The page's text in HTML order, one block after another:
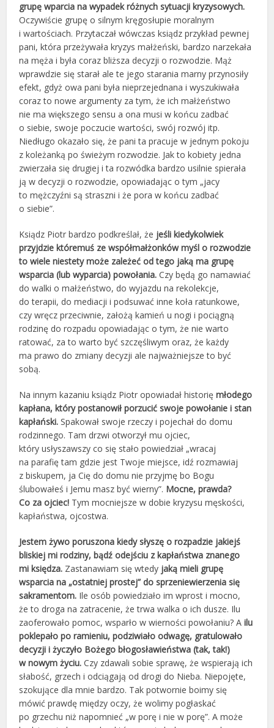
grupę wparcia na wypadek różnych sytuacji kryzysowych.
Oczywiście grupę o silnym kręgosłupie moralnym
i wartościach. Przytaczał wówczas ksiądz przykład pewnej
pani, która przeżywała kryzys małżeński, bardzo narzekała
na męża i była coraz bliższa decyzji o rozwodzie. Mąż
wprawdzie się starał ale te jego starania marny przynosiły
efekt, gdyż owa pani była nieprzejednana i wyszukiwała
coraz to nowe argumenty za tym, że ich małżeństwo
nie ma większego sensu a ona musi w końcu zadbać
o siebie, swoje poczucie wartości, swój rozwój itp.
Niedługo okazało się, że pani ta pracuje w jednym pokoju
z koleżanką po świeżym rozwodzie. Jak to kobiety jedna
zwierzała się drugiej i ta rozwódka bardzo usilnie spierała
ją w decyzji o rozwodzie, opowiadając o tym „jacy
to mężczyźni są straszni i że pora w końcu zadbać
o siebie”.
Ksiądz Piotr bardzo podkreślał, że jeśli kiedykolwiek
przyjdzie któremuś ze współmałżonków myśl o rozwodzie
to wiele niestety może zależeć od tego jaką ma grupę
wsparcia (lub wyparcia) powołania. Czy będą go namawiać
do walki o małżeństwo, do wyjazdu na rekolekcje,
do terapii, do mediacji i podsuwać inne koła ratunkowe,
czy wręcz przeciwnie, założą kamień u nogi i pociągną
rodzinę do rozpadu opowiadając o tym, że nie warto
ratować, za to warto być szczęśliwym oraz, że każdy
ma prawo do zmiany decyzji ale najważniejsze to być
sobą.
Na innym kazaniu ksiądz Piotr opowiadał historięmłodego
kapłana, który postanowił porzucić swoje powołanie i stan
kapłański. Spakował swoje rzeczy i pojechał do domu
rodzinnego. Tam drzwi otworzył mu ojciec,
który usłyszawszy co się stało powiedział „wracaj
na parafię tam gdzie jest Twoje miejsce, idź rozmawiaj
z biskupem, ja Cię do domu nie przyjmę bo Bogu
ślubowałeś i Jemu masz być wierny”. Mocne, prawda?
Co za ojciec! Tym mocniejsze w dobie kryzysu męskości,
kapłaństwa, ojcostwa.
Jestem żywo poruszona kiedy słyszę o rozpadzie jakiejś
bliskiej mi rodziny, bądź odejściu z kapłaństwa znanego
mi księdza. Zastanawiam się wtedy jaką mieli grupę
wsparcia na „ostatniej prostej” do sprzeniewierzenia się
sakramentom. Ile osób powiedziało im wprost i mocno,
że to droga na zatracenie, że trwa walka o ich dusze. Ilu
zaoferowało pomoc, wsparło w wierności powołaniu? Ailu
poklepało po ramieniu, podziwiało odwagę, gratulowało
decyzji i życzyło Bożego błogosławieństwa (tak, tak!)
w nowym życiu. Czy zdawali sobie sprawę, że wspierają ich
słabość, grzech i odciągają od drogi do Nieba. Niepojęte,
szokujące dla mnie bardzo. Tak potwornie boimy się
mówić prawdę między oczy, że wolimy pogłaskać
po grzechu niż napomnieć „w porę i nie w porę”. A może